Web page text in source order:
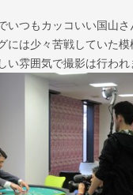
いつもカッコいい国山さ
には少々苦戦していた模
い雰囲気で撮影は行われ